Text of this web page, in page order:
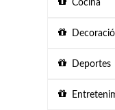
Cocina
Deportes